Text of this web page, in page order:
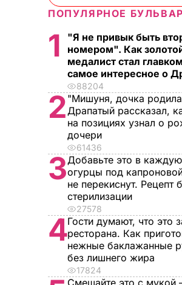
ПОПУЛЯРНОЕ БУЛЬВАР
1
"Я не привык быть
номером". Как
медалист стал
самое интересное о
88204
2 "Мишуня, дочка
Драпатый рассказал,
на позициях узнал о
дочери
61436
3Добавьте это в
огурцы под
не перекиснут. Рецепт
стерилизации
27578
4Гости думают, что это
ресторана. Как
нежные баклажанные
без лишнего жира
17824
Смешайте это с мукой